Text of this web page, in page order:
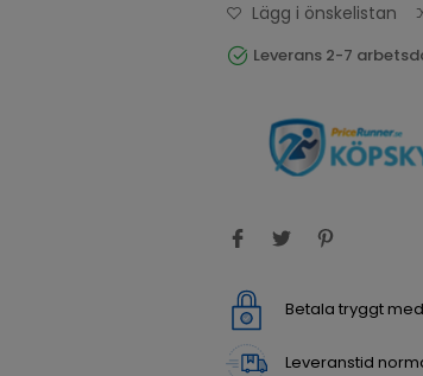
Lägg i önskelistan
Leverans 2-7
Betala tryggt
Leveranstid